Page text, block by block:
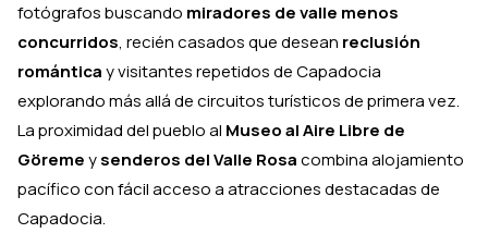
fotógrafos buscando miradores de valle menos
concurridos, recién casados que desean reclusión
románticay visitantes repetidos de Capadocia
explorando más allá de circuitos turísticos de primera vez.
La proximidad del pueblo al Museo al Aire Libre de
Göremeysenderos del Valle Rosacombina alojamiento
pacífico con fácil acceso a atracciones destacadas de
Capadocia.